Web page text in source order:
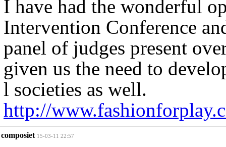
I have had the wonderful
Intervention Conference
panel of judges present
given us the need to
l societies as well.
http://
composiet 15-03-11 22:57